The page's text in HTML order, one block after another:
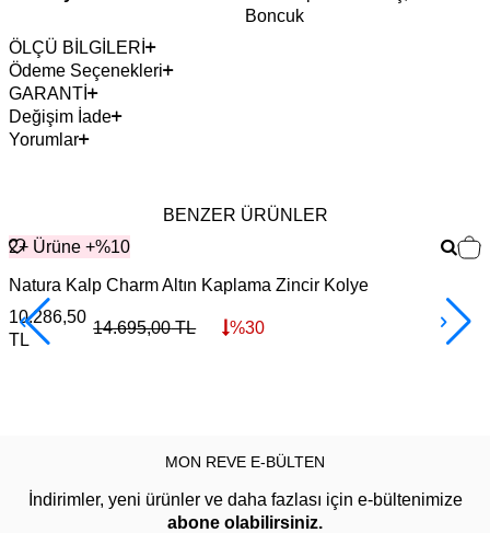
Boncuk
ÖLÇÜ BİLGİLERİ
Ödeme Seçenekleri
GARANTİ
Değişim İade
Yorumlar
BENZER ÜRÜNLER
2+ Ürüne +%10
Natura Kalp Charm Altın Kaplama Zincir Kolye
10.286,50
TL
14.695,00TL %30
MON REVE E-BÜLTEN
İndirimler, yeni ürünler ve daha fazlası için e-bültenimize
abone olabilirsiniz.